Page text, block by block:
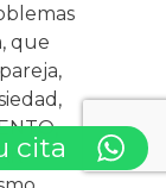
, que
,
,
,
cita